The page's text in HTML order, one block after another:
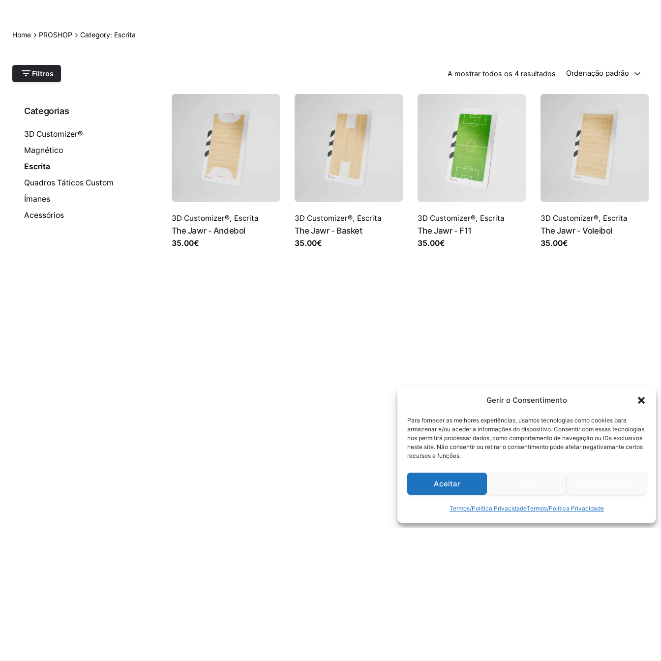
Gerir o Consentimento
Para fornecer as melhores experiências, usamos tecnologias como cookies para
armazenar e/ou aceder a informações do dispositivo. Consentir com essas tecnologias
nos permitirá processar dados, como comportamento de navegação ou IDs exclusivos
neste site. Não consentir ou retirar o consentimento pode afetar negativamante certos
recursos e funções.
Aceitar
Termos/Política PrivacidadeTermos/Política Privacidade
Home PROSHOP Category: Escrita
Filtros A mostrar todos os 4 resultados Ordenação padrão
Categorias
3D Customizer®
Magnético
Escrita
Quadros Táticos Custom
Ímanes
Acessórios
3D Customizer®, Escrita
The Jawr - Andebol
35.00€
3D Customizer®, Escrita
The Jawr - Basket
35.00€
3D Customizer®, Escrita
The Jawr - F11
35.00€
3D Customizer®, Escrita
The Jawr - Voleibol
35.00€